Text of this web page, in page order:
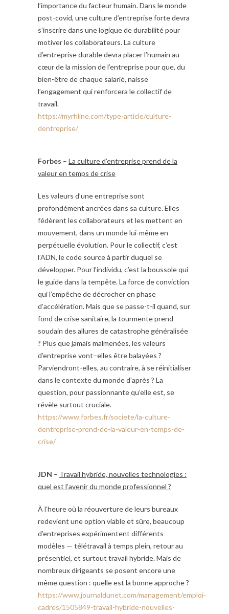
l’importance du facteur humain. Dans le monde
post-covid, une culture d’entreprise forte devra
s’inscrire dans une logique de durabilité pour
motiver les collaborateurs. La culture
d’entreprise durable devra placer l’humain au
cœur de la mission de l’entreprise pour que, du
bien-être de chaque salarié, naisse
l’engagement qui renforcera le collectif de
travail.
https://myrhline.com/type-article/culture-
dentreprise/
Forbes – La culture d’entreprise prend de la
valeur en temps de crise
Les valeurs d’une entreprise sont
profondément ancrées dans sa culture. Elles
fédèrent les collaborateurs et les mettent en
mouvement, dans un monde lui-même en
perpétuelle évolution. Pour le collectif, c’est
l’ADN, le code source à partir duquel se
développer. Pour l’individu, c’est la boussole qui
le guide dans la tempête. La force de conviction
qui l’empêche de décrocher en phase
d’accélération. Mais que se passe-t-il quand, sur
fond de crise sanitaire, la tourmente prend
soudain des allures de catastrophe généralisée
? Plus que jamais malmenées, les valeurs
d’entreprise vont–elles être balayées ?
Parviendront-elles, au contraire, à se réinitialiser
dans le contexte du monde d’après ? La
question, pour passionnante qu’elle est, se
révèle surtout cruciale.
https://www.forbes.fr/societe/la-culture-
dentreprise-prend-de-la-valeur-en-temps-de-
crise/
JDN – Travail hybride, nouvelles technologies :
quel est l’avenir du monde professionnel ?
À l’heure où la réouverture de leurs bureaux
redevient une option viable et sûre, beaucoup
d’entreprises expérimentent différents
modèles — télétravail à temps plein, retour au
présentiel, et surtout travail hybride. Mais de
nombreux dirigeants se posent encore une
même question : quelle est la bonne approche ?
https://www.journaldunet.com/management/emploi-
cadres/1505849-travail-hybride-nouvelles-